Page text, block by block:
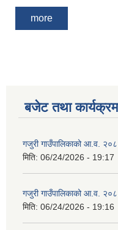
more
बजेट तथा कार्यक्रम
गजुरी गाउँपालिकाको आ.व.
मिति: 06/24/2026 - 19:17
गजुरी गाउँपालिकाको आ.व.
मिति: 06/24/2026 - 19:16